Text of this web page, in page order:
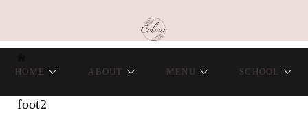
HOME ABOUT MENU SCHOOL
foot2